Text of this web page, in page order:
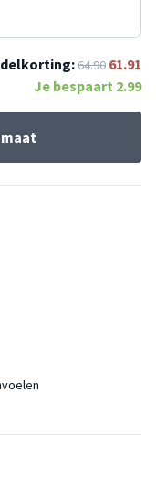
64.90 61.91
Je bespaart 2.99